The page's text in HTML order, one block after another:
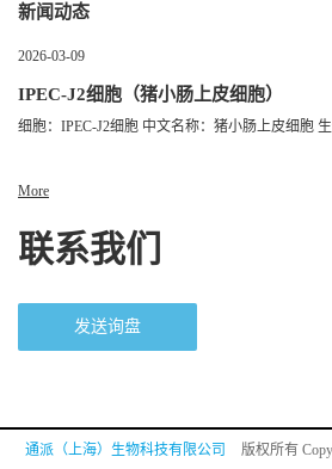
新闻动态
2026-03-09
IPEC-J2细胞（猪小肠上皮细胞）
细胞：IPEC-J2细胞 中文名称：猪小肠上皮细胞
More
联系我们
发送询盘
通派（上海）生物科技有限公司 版权所有